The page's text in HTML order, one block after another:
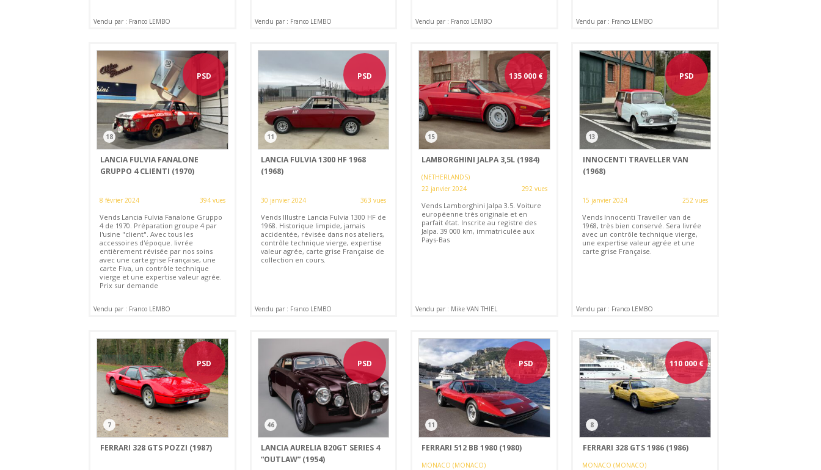
Vendu par : Franco LEMBO Vendu par : Franco LEMBO Vendu par : Franco LEMBO Vendu par : Franco LEMBO
PSD
18
LANCIA FULVIA FANALONE
GRUPPO 4 CLIENTI (1970)
8 février 2024 394 vues
Vends Lancia Fulvia Fanalone Gruppo
4 de 1970. Préparation groupe 4 par
l'usine "client". Avec tous les
accessoires d'époque. livrée
entièrement révisée par nos soins
avec une carte grise Française, une
carte Fiva, un contrôle technique
vierge et une expertise valeur agrée.
Prix sur demande
Vendu par : Franco LEMBO
PSD
11
LANCIA FULVIA 1300 HF 1968
(1968)
30 janvier 2024 363 vues
Vends Illustre Lancia Fulvia 1300 HF de
1968. Historique limpide, jamais
accidentée, révisée dans nos ateliers,
contrôle technique vierge, expertise
valeur agrée, carte grise Française de
collection en cours.
Vendu par : Franco LEMBO
135 000€
15
LAMBORGHINI JALPA 3,5L (1984)
(NETHERLANDS)
22 janvier 2024
292 vues
Vends Lamborghini Jalpa 3.5. Voiture
européenne très originale et en
parfait état. Inscrite au registre des
Jalpa. 39 000 km, immatriculée aux
Pays-Bas
Vendu par : Mike VAN THIEL
PSD
13
INNOCENTI TRAVELLER VAN
(1968)
15 janvier 2024 252 vues
Vends Innocenti Traveller van de
1968, très bien conservé. Sera livrée
avec un contrôle technique vierge,
une expertise valeur agrée et une
carte grise Française.
Vendu par : Franco LEMBO
PSD
7
FERRARI 328 GTS POZZI (1987)
PSD
46
LANCIA AURELIA B20GT SERIES 4
“OUTLAW” (1954)
PSD
11
FERRARI 512 BB 1980 (1980)
MONACO (MONACO)
110 000 €
8
FERRARI 328 GTS 1986 (1986)
MONACO (MONACO)